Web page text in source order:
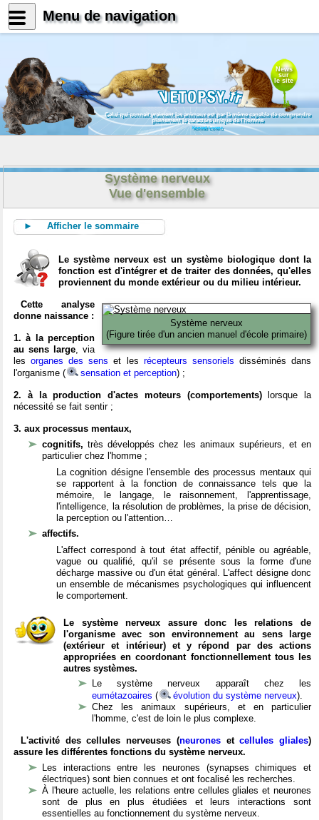
News
sur
le site
Celui qui connait vraiment les animaux est par là même capable de comprendre
pleinement le caractère unique de l'homme
Konrad Lorenz
Système nerveux
Vue d'ensemble
► Afficher le sommaire
Le système nerveux est un système biologique dont la
fonction est d'intégrer et de traiter des données, qu'elles
proviennent du monde extérieur ou du milieu intérieur.
Système nerveux
(Figure tirée d'un ancien manuel d'école primaire)
Cette analyse
donne naissance :
1. à la perception
au sens large, via
lesorganes des sens et les récepteurs sensoriels disséminés dans
l'organisme (
sensation et perception) ;
2. à la production d'actes moteurs (comportements)lorsque la
nécessité se fait sentir ;
3. aux processus mentaux,
cognitifs,très développés chez les animaux supérieurs, et en
particulier chez l'homme ;
La cognition désigne l'ensemble des processus mentaux qui
se rapportent à la fonction de connaissance tels que la
mémoire, le langage, le raisonnement, l'apprentissage,
l'intelligence, la résolution de problèmes, la prise de décision,
la perception ou l'attention…
affectifs.
L'affect correspond à tout état affectif, pénible ou agréable,
vague ou qualifié, qu'il se présente sous la forme d'une
décharge massive ou d'un état général. L'affect désigne donc
un ensemble de mécanismes psychologiques qui influencent
le comportement.
Le système nerveux assure donc les relations de
l'organisme avec son environnement au sens large
(extérieur et intérieur) et y répond par des actions
appropriées en coordonant fonctionnellement tous les
autres systèmes.
Le système nerveux apparaît chez les
eumétazoaires ( évolution du système nerveux).
Chez les animaux supérieurs, et en particulier
l'homme, c'est de loin le plus complexe.
L'activité des cellules nerveuses (neuronesetcellules gliales)
assure les différentes fonctions du système nerveux.
Les interactions entre les neurones (synapses chimiques et
électriques) sont bien connues et ont focalisé les recherches.
À l'heure actuelle, les relations entre cellules gliales et neurones
sont de plus en plus étudiées et leurs interactions sont
essentielles au fonctionnement du système nerveux.
Menu de navigation